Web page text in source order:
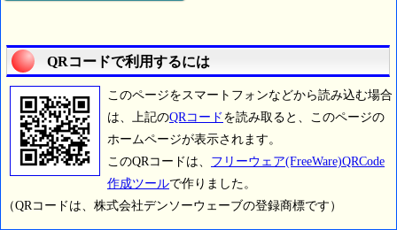
QRコードで利用するには
このページをスマートフォンなどから読み込む場合
は、上記のQRコード を読み取ると、このページの
ホームページが表示されます。
このQRコードは、 フリーウェア(FreeWare)QRCode
作成ツールで作りました。
（QRコードは、株式会社デンソーウェーブの登録商標です）